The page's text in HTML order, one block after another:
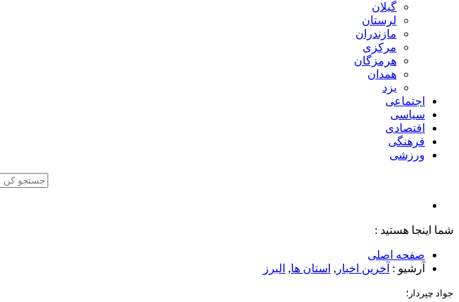
گیلان
لرستان
مازندران
مرکزی
هرمزگان
همدان
یزد
اجتماعی
سیاسی
اقتصادی
فرهنگی
ورزشی
شما اینجا هستید :
صفحه اصلی
آرشیو : آخرین اخبار , استان ها, البرز
جواد چپردار؛